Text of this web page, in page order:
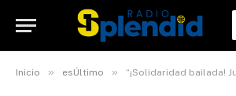
Inicio » esÚltimo » “¡Solidaridad bailada! Juana, la abuelita de Potosí